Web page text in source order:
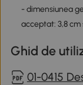
- dimensiunea
acceptat: 3,8 cm
Ghid de
01-0415